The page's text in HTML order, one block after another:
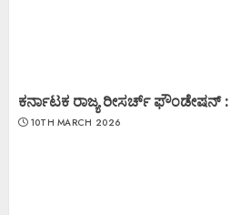
ಕರ್ನಾಟಕ ರಾಜ್ಯ ರೀಸರ್ಚ್ ಫೌಂಡೇಷನ್
10TH MARCH 2026